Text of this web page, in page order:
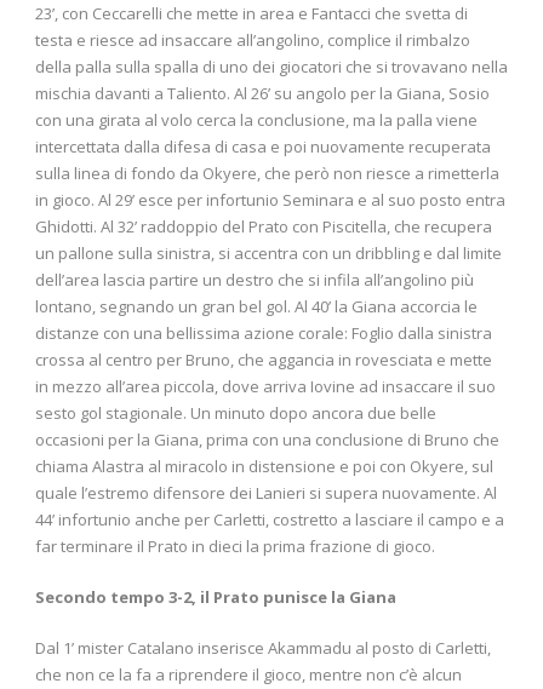
23’, con Ceccarelli che mette in area e Fantacci che svetta di
testa e riesce ad insaccare all’angolino, complice il rimbalzo
della palla sulla spalla di uno dei giocatori che si trovavano nella
mischia davanti a Taliento. Al 26’ su angolo per la Giana, Sosio
con una girata al volo cerca la conclusione, ma la palla viene
intercettata dalla difesa di casa e poi nuovamente recuperata
sulla linea di fondo da Okyere, che però non riesce a rimetterla
in gioco. Al 29’ esce per infortunio Seminara e al suo posto entra
Ghidotti. Al 32’ raddoppio del Prato con Piscitella, che recupera
un pallone sulla sinistra, si accentra con un dribbling e dal limite
dell’area lascia partire un destro che si infila all’angolino più
lontano, segnando un gran bel gol. Al 40’ la Giana accorcia le
distanze con una bellissima azione corale: Foglio dalla sinistra
crossa al centro per Bruno, che aggancia in rovesciata e mette
in mezzo all’area piccola, dove arriva Iovine ad insaccare il suo
sesto gol stagionale. Un minuto dopo ancora due belle
occasioni per la Giana, prima con una conclusione di Bruno che
chiama Alastra al miracolo in distensione e poi con Okyere, sul
quale l’estremo difensore dei Lanieri si supera nuovamente. Al
44’ infortunio anche per Carletti, costretto a lasciare il campo e a
far terminare il Prato in dieci la prima frazione di gioco.
Secondo tempo 3-2, il Prato punisce la Giana
Dal 1’ mister Catalano inserisce Akammadu al posto di Carletti,
che non ce la fa a riprendere il gioco, mentre non c’è alcun